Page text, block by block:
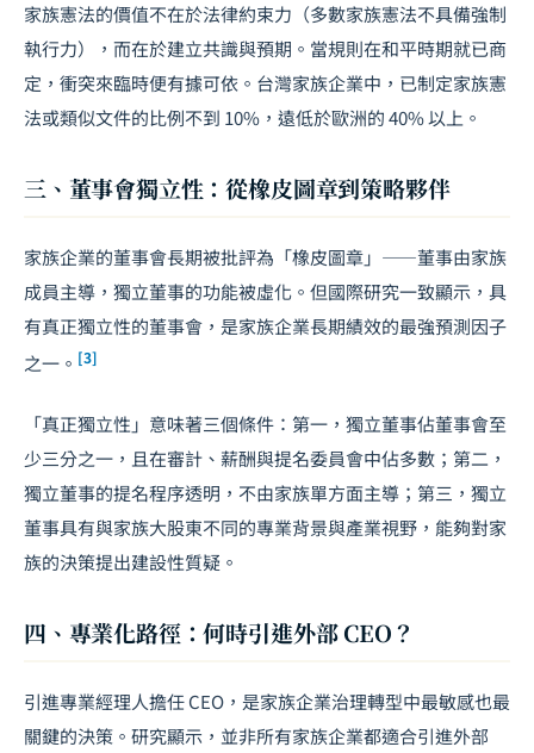
家族憲法的價值不在於法律約束力（多數家族憲法不具備強制
執行力），而在於建立共識與預期。當規則在和平時期就已商
定，衝突來臨時便有據可依。台灣家族企業中，已制定家族憲
法或類似文件的比例不到 10%，遠低於歐洲的 40% 以上。
三、董事會獨立性：從橡皮圖章到策略夥伴
家族企業的董事會長期被批評為「橡皮圖章」——董事由家族
成員主導， 獨立董事的功能被虛化。但國際研究一致顯示，具
有真正獨立性的董事會，是家族企業長期績效的最強預測因子
之一。 [3]
「真正獨立性」意味著三個條件：第一，獨立董事佔董事會至
少三分之一，且在審計、薪酬與提名委員會中佔多數；第二，
獨立董事的提名程序透明，不由家族單方面主導；第三，獨立
董事具有與家族大股東不同的專業背景與產業視野，能夠對家
族的決策提出建設性質疑。
四、專業化路徑：何時引進外部 CEO？
引進專業經理人擔任 CEO，是家族企業治理轉型中最敏感也最
關鍵的決策。研究顯示，並非所有家族企業都適合引進外部